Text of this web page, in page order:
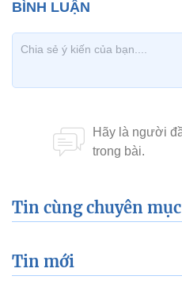
Tin cùng chuyên mục
Tin mới